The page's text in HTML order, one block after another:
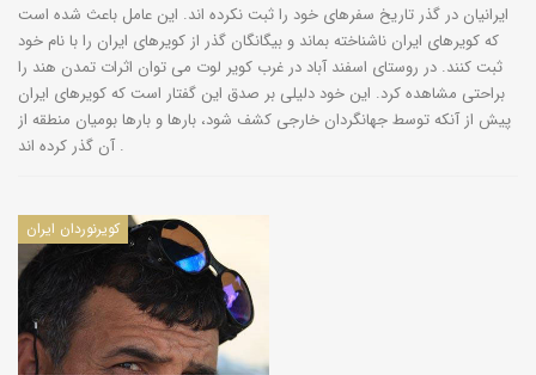
ایرانیان در گذر تاریخ سفرهای خود را ثبت نکرده اند. این عامل باعث شده است
که کویرهای ایران ناشناخته بماند و بیگانگان گذر از کویرهای ایران را با نام خود
ثبت کنند. در روستای اسفند آباد در غرب کویر لوت می توان اثرات تمدن هند را
براحتی مشاهده کرد. این خود دلیلی بر صدق این گفتار است که کویرهای ایران
پیش از آنکه توسط جهانگردان خارجی کشف شود، بارها و بارها بومیان منطقه از
آن گذر کرده اند .
کویرنوردان ایران